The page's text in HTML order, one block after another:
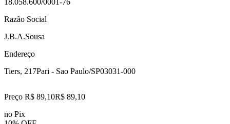
Razão Social
J.B.A.Sousa
Endereço
Tiers, 217Pari - Sao Paulo/SP03031-000
Preço R$ 89,10R$ 89,10
no Pix